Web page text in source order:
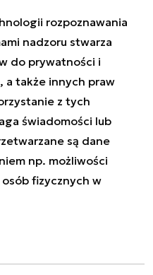
rozpoznawania
nadzoru stwarza
do prywatności i
a także innych praw
z tych
świadomości lub
są dane
np. możliwości
fizycznych w